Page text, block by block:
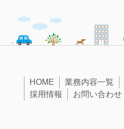
HOME 業務内容一覧
採用情報
お問い合わせ